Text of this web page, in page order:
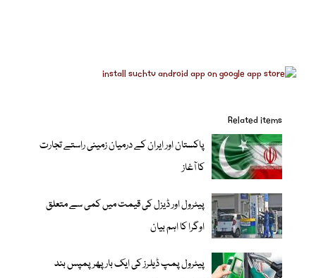
Related items
پاکستان اور ایران کے درمیان زمینی راستے تجارت
کا آغاز
پیٹرول اور ڈیزل کی قیمت میں کمی سے متعلق
اوگرا کا اہم بیان
پیٹرول پمپ ڈیلرز کی ایک بار پھر پمپس بند